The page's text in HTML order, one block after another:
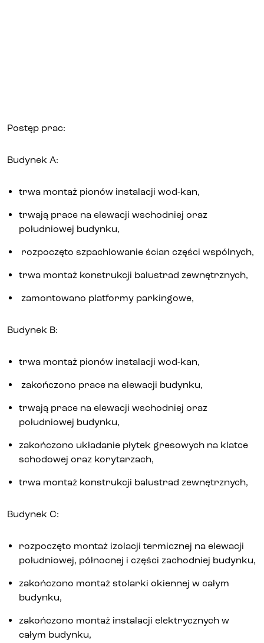
Deweloper
Udogodnienia
Kontakt
Postęp prac:
Budynek A:
trwa montaż pionów instalacji wod-kan,
trwają prace na elewacji wschodniej oraz
południowej budynku,
rozpoczęto szpachlowanie ścian części wspólnych,
trwa montaż konstrukcji balustrad zewnętrznych,
zamontowano platformy parkingowe,
Budynek B:
trwa montaż pionów instalacji wod-kan,
zakończono prace na elewacji budynku,
trwają prace na elewacji wschodniej oraz
południowej budynku,
zakończono układanie płytek gresowych na klatce
schodowej oraz korytarzach,
trwa montaż konstrukcji balustrad zewnętrznych,
Budynek C:
rozpoczęto montaż izolacji termicznej na elewacji
południowej, północnej i części zachodniej budynku,
zakończono montaż stolarki okiennej w całym
budynku,
zakończono montaż instalacji elektrycznych w
całym budynku,